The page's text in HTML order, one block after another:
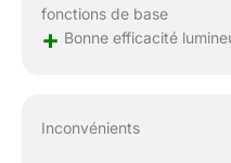
fonctions de base
+ Bonne efficacité
Inconvénients